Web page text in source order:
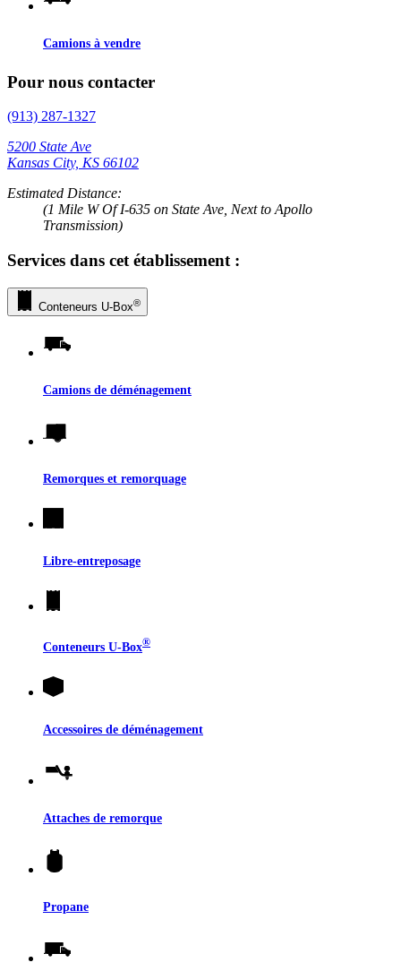
Camions à vendre
Pour nous contacter
(913) 287-1327
5200 State Ave
Kansas City, KS 66102
Estimated Distance:
(1 Mile W Of I-635 on State Ave, Next to Apollo
Transmission)
Services dans cet établissement :
Conteneurs U-Box®
Camions de déménagement
Remorques et remorquage
Libre-entreposage
Conteneurs U-Box®
Accessoires de déménagement
Attaches de remorque
Propane